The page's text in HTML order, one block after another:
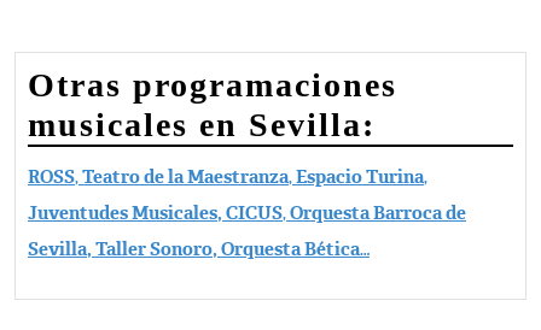
Otras programaciones
musicales en Sevilla:
ROSS,Teatro de la Maestranza,Espacio Turina,
Juventudes Musicales, CICUS,Orquesta Barroca de
Sevilla, Taller Sonoro, Orquesta Bética…